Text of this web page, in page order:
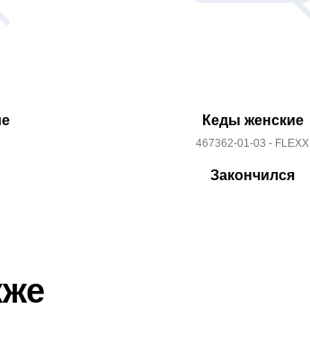
Кеды женские
467362-01-03 - FLEXX
Закончился